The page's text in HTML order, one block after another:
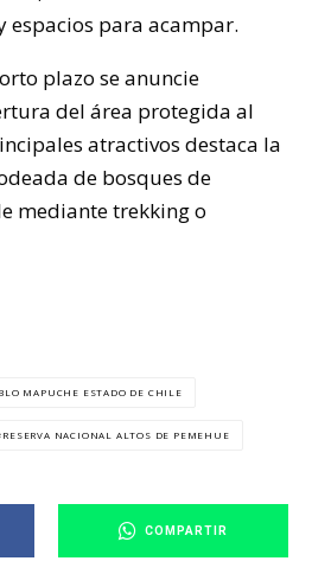
espacios para acampar.
plazo se anuncie
del área protegida al
atractivos destaca la
de bosques de
mediante trekking o
MAPUCHE ESTADO DE CHILE
RESERVA NACIONAL ALTOS DE PEMEHUE
COMPARTIR